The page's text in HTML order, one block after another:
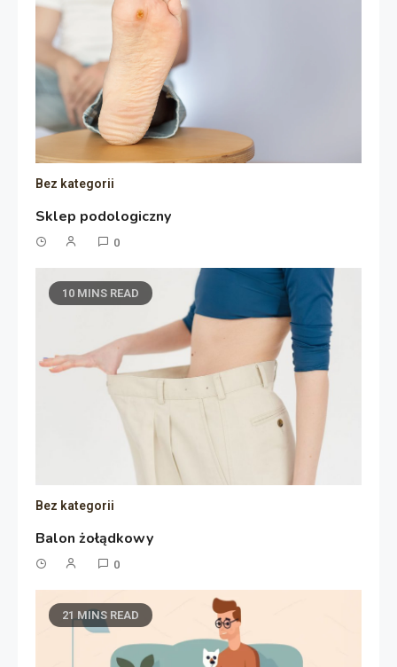
Bez kategorii
Sklep podologiczny
0
10 MINS READ
Bez kategorii
Balon żołądkowy
0
21 MINS READ